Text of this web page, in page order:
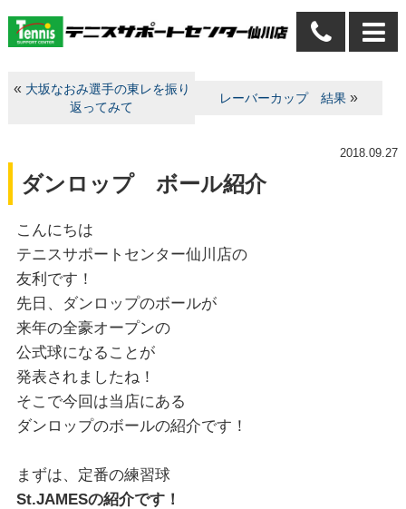
« 大坂なおみ選手の東レを振り
返ってみて
レーバーカップ 結果 »
2018.09.27
ダンロップ ボール紹介
こんにちは
テニスサポートセンター仙川店の
友利です！
先日、ダンロップのボールが
来年の全豪オープンの
公式球になることが
発表されましたね！
そこで今回は当店にある
ダンロップのボールの紹介です！
まずは、定番の練習球
St.JAMESの紹介です！